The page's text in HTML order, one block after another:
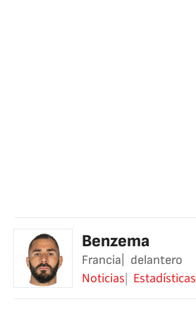
Benzema
Francia delantero
Noticias Estadísticas